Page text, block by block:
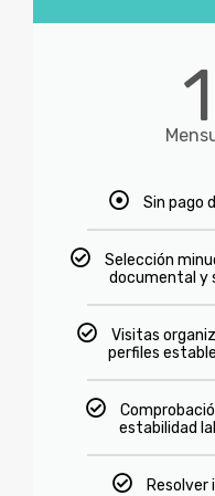
Sin pago
Selección
documental y
Visitas
perfiles
estabilidad
Resolver